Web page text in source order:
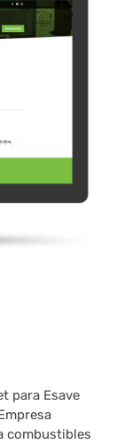
para Esave
combustibles